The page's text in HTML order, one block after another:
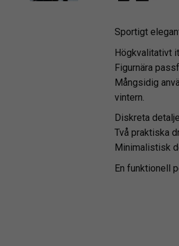
Sportigt
Högkvalitativt
Figurnära
Mångsidig
vintern.
Diskreta
Två praktiska
Minimalistisk
En funktionell